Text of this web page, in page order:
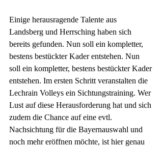
Einige herausragende Talente aus
Landsberg und Herrsching haben sich
bereits gefunden. Nun soll ein kompletter,
bestens bestückter Kader entstehen. Nun
soll ein kompletter, bestens bestückter Kader
entstehen. Im ersten Schritt veranstalten die
Lechrain Volleys ein Sichtungstraining. Wer
Lust auf diese Herausforderung hat und sich
zudem die Chance auf eine evtl.
Nachsichtung für die Bayernauswahl und
noch mehr eröffnen möchte, ist hier genau